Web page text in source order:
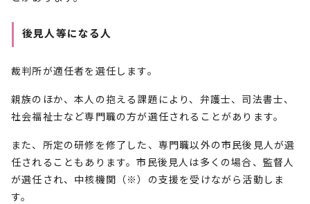
後見人等になる人
裁判所が適任者を選任します。
親族のほか、本人の抱える課題により、弁護士、司法書士、
社会福祉士など専門職の方が選任されることがあります。
また、所定の研修を修了した、専門職以外の市民後見人が選
任されることもあります。市民後見人は多くの場合、監督人
が選任され、中核機関（※）の支援を受けながら活動しま
す。